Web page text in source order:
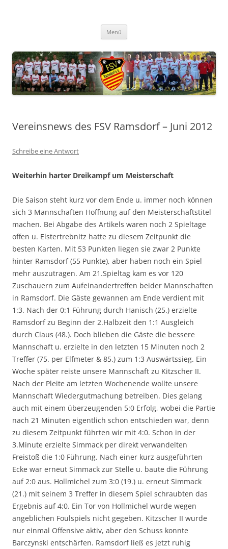
Menü
Vereinsnews des FSV Ramsdorf – Juni 2012
Schreibe eine Antwort
Weiterhin harter Dreikampf um Meisterschaft
Die Saison steht kurz vor dem Ende u. immer noch können
sich 3 Mannschaften Hoffnung auf den Meisterschaftstitel
machen. Bei Abgabe des Artikels waren noch 2 Spieltage
offen u. Elstertrebnitz hatte zu diesem Zeitpunkt die
besten Karten. Mit 53 Punkten liegen sie zwar 2 Punkte
hinter Ramsdorf (55 Punkte), aber haben noch ein Spiel
mehr auszutragen. Am 21.Spieltag kam es vor 120
Zuschauern zum Aufeinandertreffen beider Mannschaften
in Ramsdorf. Die Gäste gewannen am Ende verdient mit
1:3. Nach der 0:1 Führung durch Hanisch (25.) erzielte
Ramsdorf zu Beginn der 2.Halbzeit den 1:1 Ausgleich
durch Claus (48.). Doch blieben die Gäste die bessere
Mannschaft u. erzielte in den letzten 15 Minuten noch 2
Treffer (75. per Elfmeter & 85.) zum 1:3 Auswärtssieg. Ein
Woche später reiste unsere Mannschaft zu Kitzscher II.
Nach der Pleite am letzten Wochenende wollte unsere
Mannschaft Wiedergutmachung betreiben. Dies gelang
auch mit einem überzeugenden 5:0 Erfolg, wobei die Partie
nach 21 Minuten eigentlich schon entschieden war, denn
zu diesem Zeitpunkt führten wir mit 4:0. Schon in der
3.Minute erzielte Simmack per direkt verwandelten
Freistoß die 1:0 Führung. Nach einer kurz ausgeführten
Ecke war erneut Simmack zur Stelle u. baute die Führung
auf 2:0 aus. Hollmichel zum 3:0 (19.) u. erneut Simmack
(21.) mit seinem 3 Treffer in diesem Spiel schraubten das
Ergebnis auf 4:0. Ein Tor von Hollmichel wurde wegen
angeblichen Foulspiels nicht gegeben. Kitzscher II wurde
nur einmal Offensive aktiv, aber den Schuss konnte
Barczynski entschärfen. Ramsdorf ließ es jetzt ruhig